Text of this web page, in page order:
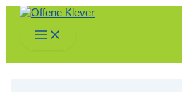
Zum
springen
Main
Menu